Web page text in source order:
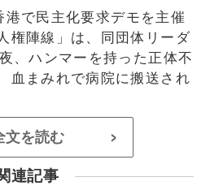
港で民主化要求デモを主催
権陣線」は、同団体リーダ
、ハンマーを持った正体不
血まみれで病院に搬送され
文を読む >
連記事